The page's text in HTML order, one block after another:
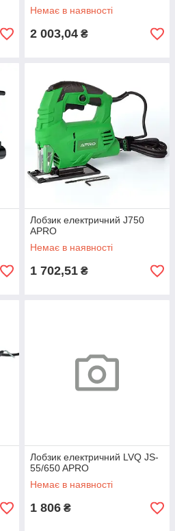
Немає в наявності
2 003,04 ₴
Лобзик електричний J750
APRO
Немає в наявності
1 702,51 ₴
Лобзик електричний LVQ JS-
55/650 APRO
Немає в наявності
1 806 ₴